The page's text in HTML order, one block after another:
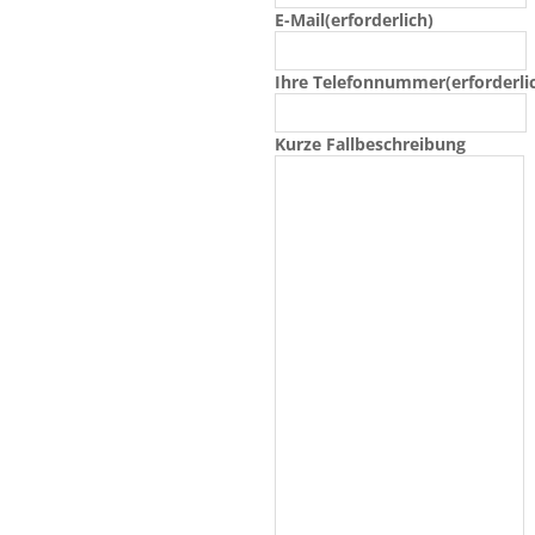
E-Mail(erforderlich)
Ihre Telefonnummer
Kurze Fallbeschreibung